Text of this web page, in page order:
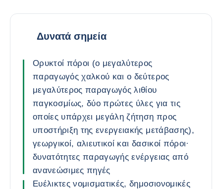
Δυνατά σημεία
Ορυκτοί πόροι (ο μεγαλύτερος
παραγωγός χαλκού και ο δεύτερος
μεγαλύτερος παραγωγός λιθίου
παγκοσμίως, δύο πρώτες ύλες για τις
οποίες υπάρχει μεγάλη ζήτηση προς
υποστήριξη της ενεργειακής μετάβασης),
γεωργικοί, αλιευτικοί και δασικοί πόροι·
δυνατότητες παραγωγής ενέργειας από
ανανεώσιμες πηγές
Ευέλικτες νομισματικές, δημοσιονομικές